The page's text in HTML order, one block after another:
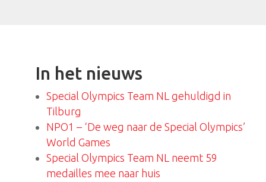
In het nieuws
Special Olympics Team NL gehuldigd in
Tilburg
NPO1 – ‘De weg naar de Special Olympics’
World Games
Special Olympics Team NL neemt 59
medailles mee naar huis